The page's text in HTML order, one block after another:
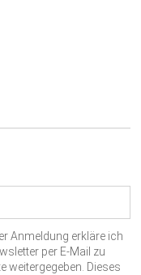
Anmeldung erkläre ich
per E-Mail zu
weitergegeben. Dieses